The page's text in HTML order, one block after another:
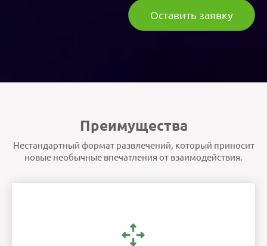
Оставить заявку
Преимущества
Нестандартный формат развлечений, который приносит
новые необычные впечатления от взаимодействия.